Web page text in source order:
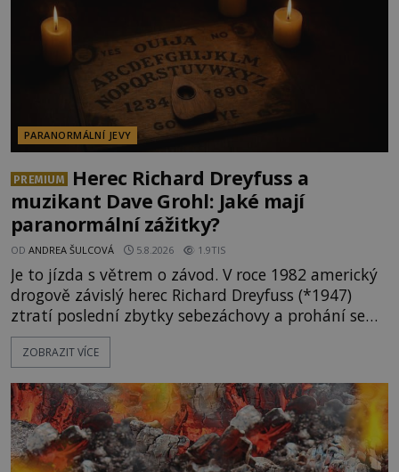
PARANORMÁLNÍ JEVY
PREMIUM
Herec Richard Dreyfuss a
muzikant Dave Grohl: Jaké mají
paranormální zážitky?
OD ANDREA ŠULCOVÁ 5.8.2026 1.9TIS
Je to jízda s větrem o závod. V roce 1982 americký
drogově závislý herec Richard Dreyfuss (*1947)
ztratí poslední zbytky sebezáchovy a prohání se
po silnicích ve svém mercedesu jako utržený ze
řetězu. Vše vyvrcholí katastrofou, když to Dreyfuss
následně nalezne schovaný kokain. Tímto
momentem se slavnému
ZOBRAZIT VÍCE